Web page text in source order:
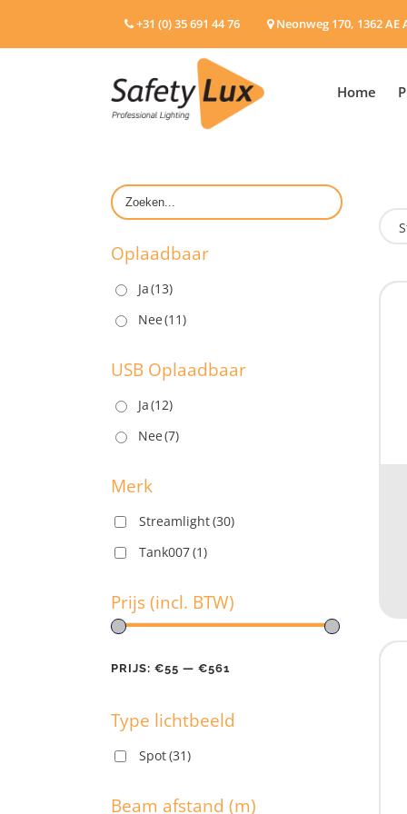
+31 (0) 35 691 44 76 Neonweg 170, 1362 AE
Home
Oplaadbaar
Ja(13)
Nee(11)
USB Oplaadbaar
Ja(12)
Nee(7)
Merk
Streamlight(30)
Tank007(1)
Prijs (incl. BTW)
PRIJS: €55 — €561
Type lichtbeeld
Spot(31)
Beam afstand (m)